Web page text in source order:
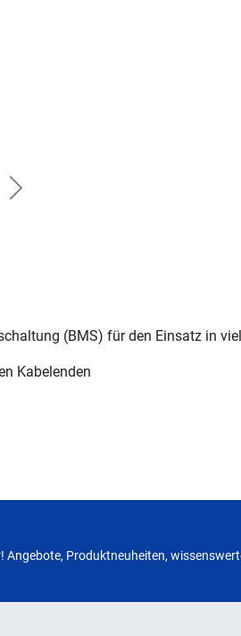
Next
(BMS) für den Einsatz in
Kabelenden
Produktneuheiten,